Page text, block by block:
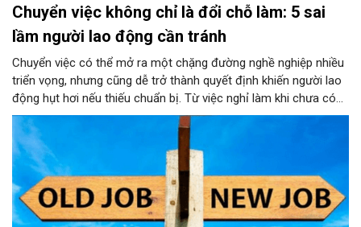
Chuyển việc không chỉ là đổi chỗ làm: 5 sai
lầm người lao động cần tránh
Chuyển việc có thể mở ra một chặng đường nghề nghiệp nhiều
triển vọng, nhưng cũng dễ trở thành quyết định khiến người lao
động hụt hơi nếu thiếu chuẩn bị. Từ việc nghỉ làm khi chưa có
kế hoạch, quá coi trọng mức lương đến cách rời công ty cũ
thiếu chuyên nghiệp, mỗi lựa chọn đều có thể ảnh hưởng lâu dài
tới sự nghiệp.